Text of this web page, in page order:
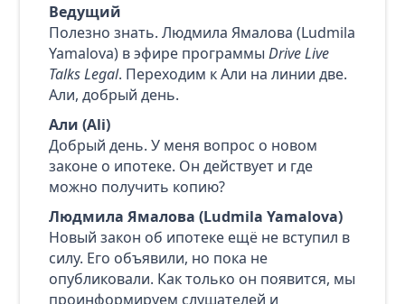
Ведущий
Полезно знать. Людмила Ямалова (Ludmila
Yamalova) в эфире программы Drive Live
Talks Legal. Переходим к Али на линии две.
Али, добрый день.
Али (Ali)
Добрый день. У меня вопрос о новом
законе о ипотеке. Он действует и где
можно получить копию?
Людмила Ямалова (Ludmila Yamalova)
Новый закон об ипотеке ещё не вступил в
силу. Его объявили, но пока не
опубликовали. Как только он появится, мы
проинформируем слушателей и